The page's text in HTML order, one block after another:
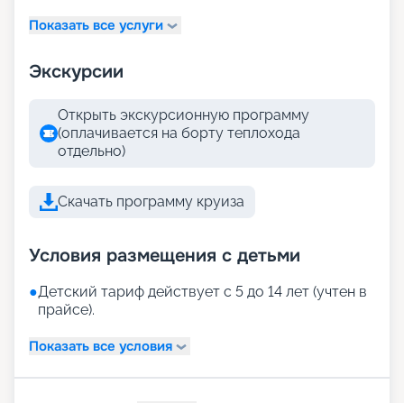
Показать все услуги
Экскурсии
Открыть экскурсионную программу
(оплачивается на борту теплохода
отдельно)
Скачать программу круиза
Условия размещения с детьми
●Детский тариф действует с 5 до 14 лет (учтен в
прайсе).
Показать все условия